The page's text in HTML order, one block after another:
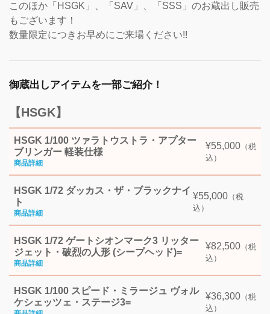
このほか「HSGK」、「SAV」、「SSS」のお蔵出し販売
もございます！
数量限定につきお早めにご来場ください!!
御蔵出しアイテムを一部ご紹介！
【HSGK】
HSGK 1/100 ツァラトウストラ・アプター
ブリンガー 軽装仕様
¥55,000 （税
込）
HSGK 1/72 ダッカス・ザ・ブラックナイ
ト
¥55,000（税
込）
HSGK 1/72 ゲートシオンマーク3 リッター
ジェット・破烈の人形 (シープヘッド)=
¥82,500 （税
込）
HSGK 1/100 スピード・ミラージュ ヴォル
ケシェッツェ・ステージ3=
¥36,300 （税
込）